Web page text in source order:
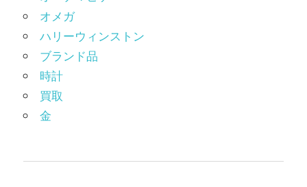
オメガ
ハリーウィンストン
ブランド品
時計
買取
金